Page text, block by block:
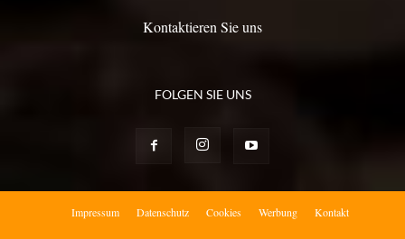
Kontaktieren Sie uns
FOLGEN SIE UNS
Impressum Datenschutz Cookies Werbung Kontakt